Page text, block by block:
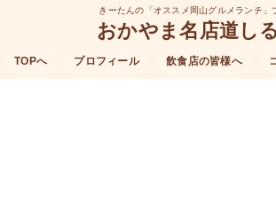
きーたんの「オススメ岡山グルメランチ」
おかやま名店道し
TOPへ プロフィール 飲食店の皆様へ